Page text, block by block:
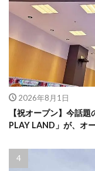
2026年8月1日
【祝オープン】今話
PLAY LAND」が、オ